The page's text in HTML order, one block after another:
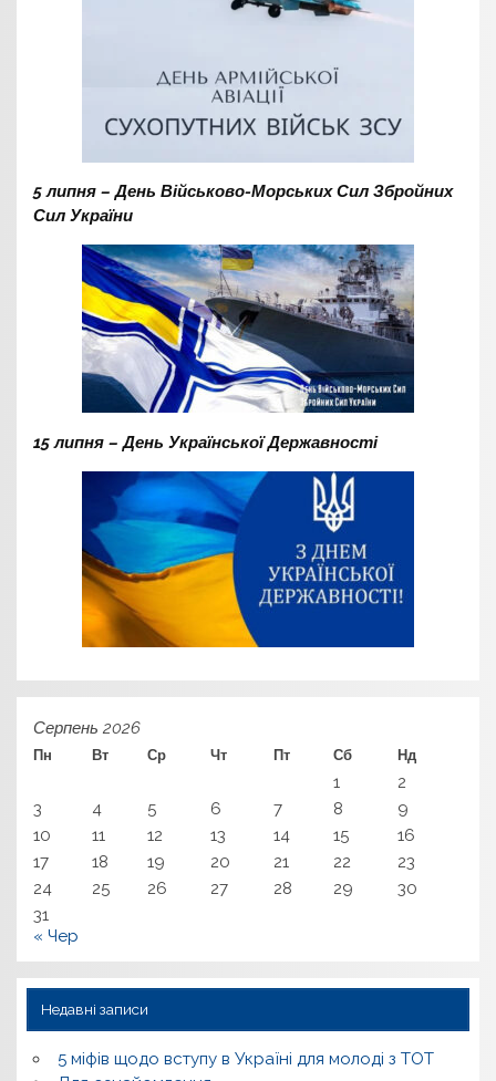
5 липня – День Військово-Морських Сил Збройних
Сил України
15 липня – День Української Державності
Серпень 2026
Пн Вт Ср Чт Пт Сб Нд
1
2
3
4 5 6 7 8
9
10
11 12 13 14 15
16
17
18 19 20 21 22
23
24
25 26 27 28 29
30
31
« Чер
Недавні записи
5 міфів щодо вступу в Україні для молоді з ТОТ